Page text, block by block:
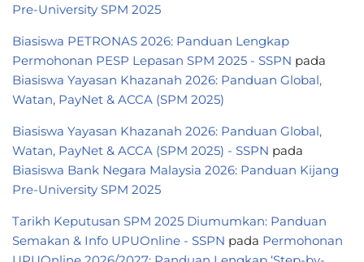
Pre-University SPM 2025
Biasiswa PETRONAS 2026: Panduan Lengkap
Permohonan PESP Lepasan SPM 2025 - SSPN pada
Biasiswa Yayasan Khazanah 2026: Panduan Global,
Watan, PayNet & ACCA (SPM 2025)
Biasiswa Yayasan Khazanah 2026: Panduan Global,
Watan, PayNet & ACCA (SPM 2025) - SSPN pada
Biasiswa Bank Negara Malaysia 2026: Panduan Kijang
Pre-University SPM 2025
Tarikh Keputusan SPM 2025 Diumumkan: Panduan
Semakan & Info UPUOnline - SSPN pada Permohonan